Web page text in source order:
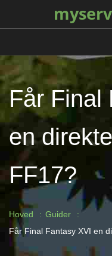
Får Final
en
FF17?
Hoved
Guider
Får Final Fantasy XVI en